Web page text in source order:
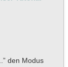
den Modus